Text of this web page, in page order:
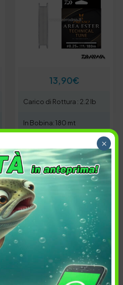
13,90€
Carico di Rottura : 2.2 lb
In Bobina: 180 mt
Pe:
#0.4
3 disponibili
+
Aggiungi al
carrello
×